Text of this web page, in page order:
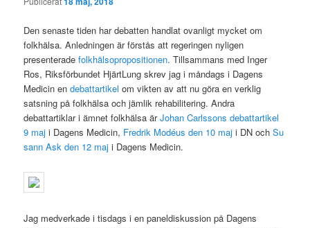
Den senaste tiden har debatten handlat ovanligt mycket om
folkhälsa. Anledningen är förstås att regeringen nyligen
presenteradefolkhälsopropositionen. Tillsammans med Inger
Ros, Riksförbundet HjärtLung skrev jag i måndags i Dagens
Medicin endebattartikel om vikten av att nu göra en verklig
satsning på folkhälsa och jämlik rehabilitering. Andra
debattartiklar i ämnet folkhälsa ärJohan Carlssons debattartikel
9 maj i Dagens Medicin, Fredrik Modéus den 10 maj i DN ochSu
sann Ask den 12 maj i Dagens Medicin.
Jag medverkade i tisdags i en paneldiskussion på Dagens